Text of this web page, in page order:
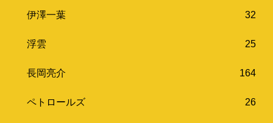
伊澤一葉 32
浮雲 25
長岡亮介 164
ペトロールズ 26